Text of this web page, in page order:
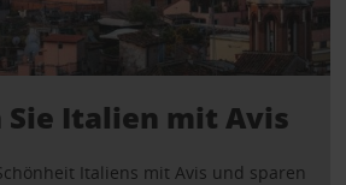
Sie Italien mit Avis
Italiens mit Avis und sparen